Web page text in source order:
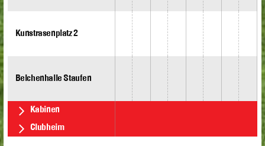
Kunstrasenplatz 2
Belchenhalle Staufen
Kabinen
Clubheim